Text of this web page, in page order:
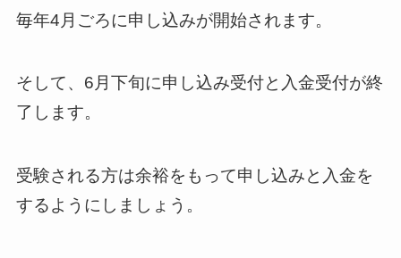
毎年4月ごろに申し込みが開始されます。
そして、6月下旬に申し込み受付と入金受付が終
了します。
受験される方は余裕をもって申し込みと入金を
するようにしましょう。